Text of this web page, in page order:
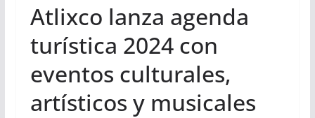
Atlixco lanza agenda
turística 2024 con
eventos culturales,
artísticos y musicales